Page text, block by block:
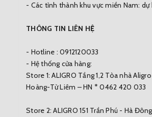
- Các tỉnh thành khu vực miền Nam: dự
THÔNG TIN LIÊN HỆ
- Hotline : 0912120033
- Hệ thống cửa hàng:
Store 1: ALIGRO Tầng 1,2 Tòa nhà
Hoàng-Từ Liêm – HN * 0462 420 033
Store 2: ALIGRO 151 Trần Phú - Hà